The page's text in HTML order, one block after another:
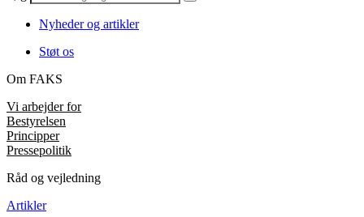
Nyheder og artikler
Støt os
Om FAKS
Vi arbejder for
Bestyrelsen
Principper
Pressepolitik
Råd og vejledning
Artikler